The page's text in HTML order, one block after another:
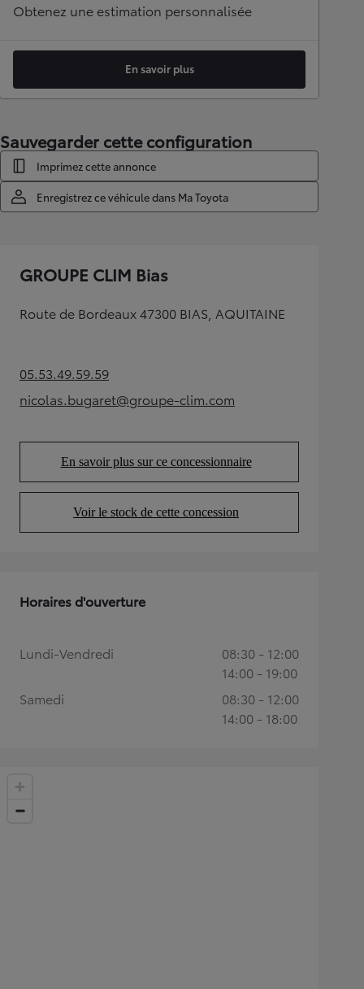
Obtenez une estimation personnalisée
En savoir plus
Sauvegarder cette configuration
Imprimez cette annonce
Enregistrez ce véhicule dans Ma Toyota
GROUPE CLIM Bias
Route de Bordeaux 47300 BIAS, AQUITAINE
05.53.49.59.59(Opens in new tab)
nicolas.bugaret@groupe-clim.com
(Opens in new tab)
En savoir plus sur ce concessionnaire
(Opens in new tab)
Voir le stock de cette concession
(Opens in new tab)
Horaires d'ouverture
Lundi-Vendredi
08:30 - 12:00
14:00 - 19:00
Samedi
08:30 - 12:00
14:00 - 18:00